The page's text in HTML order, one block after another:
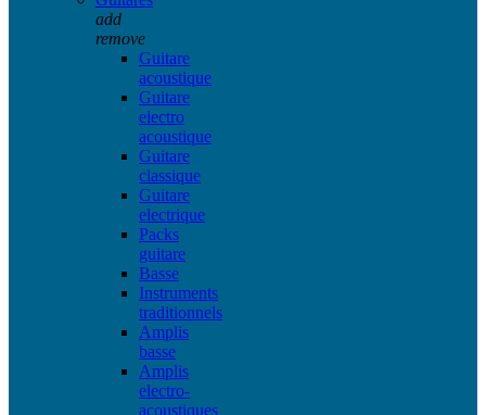
add
remove
Guitare
acoustique
Guitare
electro
acoustique
Guitare
classique
Guitare
electrique
Packs
guitare
Basse
Instruments
traditionnels
Amplis
basse
Amplis
electro-
acoustiques